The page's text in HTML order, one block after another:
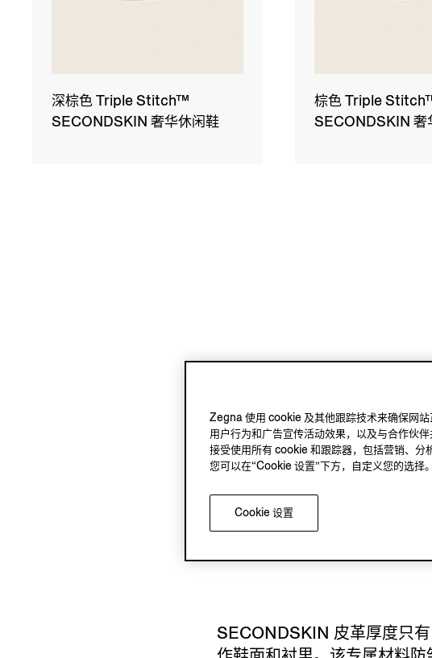
深棕色 Triple Stitch™
SECONDSKIN 奢华休闲鞋
棕色 Triple
SECONDSKIN 奢
SECONDSKIN 源自我们工
制，其将传统与创新相结合
艺。Triple Stitch™
SECONDSKIN 皮革厚度只
Zegna 使用 cookie 及其他跟踪技术来确保网
用户行为和广告宣传活动效果，以及与合作伙
接受使用所有 cookie 和跟踪器，包括营销、分
您可以在“Cookie 设置”下方，自定义您的选择
Cookie 设置